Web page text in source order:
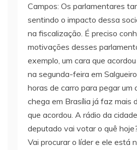
Campos: Os parlamentares
sentindo o impacto dessa
na fiscalização. É preciso
motivações desses
exemplo, um cara que
na segunda-feira em
horas de carro para pegar um
chega em Brasília já faz mais
que acordou. A rádio da cidade
deputado vai votar o quê
Vai procurar o líder e ele está